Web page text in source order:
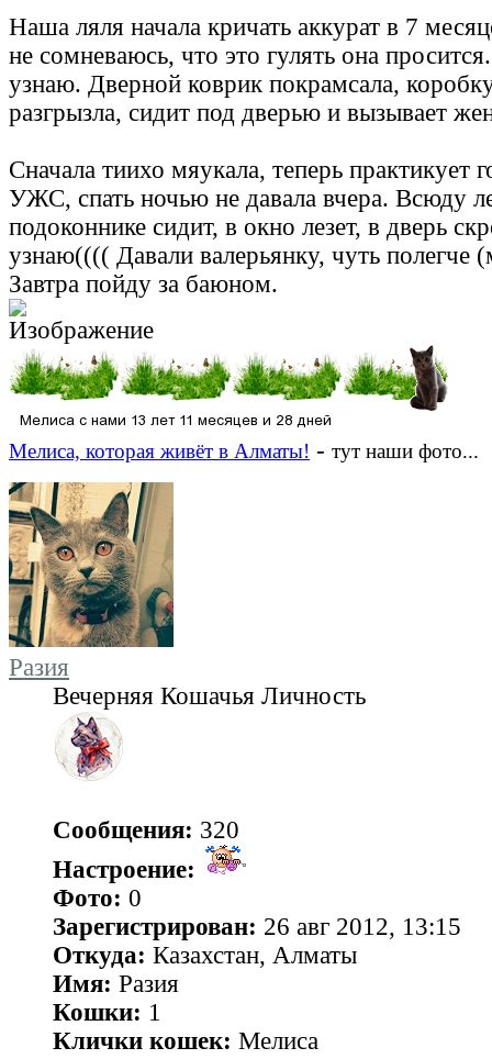
Наша ляля начала кричать аккурат в 7
не сомневаюсь, что это гулять она
узнаю. Дверной коврик покрамсала,
разгрызла, сидит под дверью и вызывает
Сначала тиихо мяукала, теперь практикует
УЖС, спать ночью не давала вчера. Всюду
подоконнике сидит, в окно лезет, в дверь
узнаю(((( Давали валерьянку, чуть полегче
Завтра пойду за баюном.
Мелиса, которая живёт в Алматы! - тут наши фото...
Разия
Вечерняя Кошачья Личность
Сообщения: 320
Настроение:
Фото: 0
Зарегистрирован: 26 авг 2012, 13:15
Откуда: Казахстан, Алматы
Имя: Разия
Кошки: 1
Клички кошек: Мелиса